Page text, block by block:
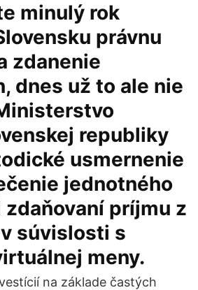
minulý rok
právnu
zdanenie
dnes už to ale nie
republiky
usmernenie
jednotného
príjmu z
súvislosti s
meny.
na základe častých